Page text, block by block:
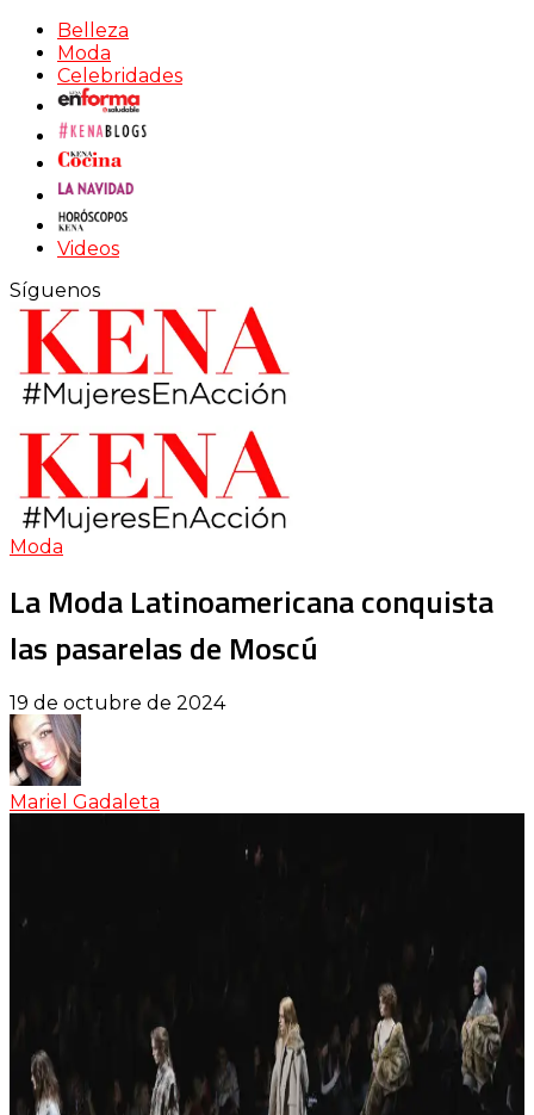
Belleza
Moda
Celebridades
Videos
Síguenos
Moda
La Moda Latinoamericana conquista
las pasarelas de Moscú
19 de octubre de 2024
Mariel Gadaleta